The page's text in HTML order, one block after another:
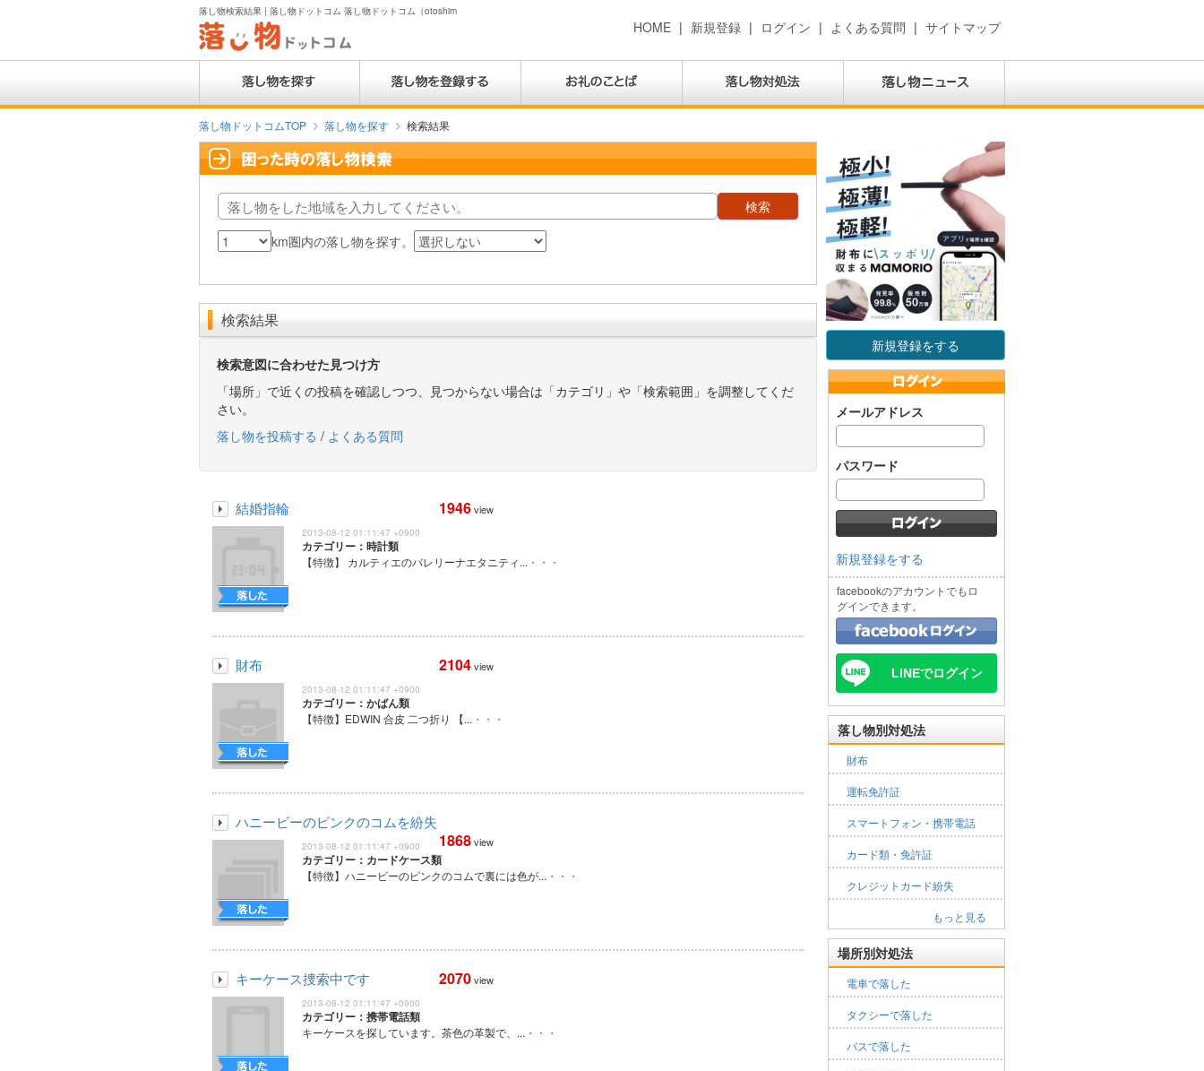
落し物検索結果 | 落し物ドットコム 落し物ドットコム（otoshim
HOME | 新規登録 | ログイン | よくある質問 | サイトマップ
落し物ドットコムTOP 落し物を探す 検索結果
新規登録をする
メールアドレス
パスワード
新規登録をする
facebookのアカウントでもロ
グインできます。
LINEでログイン
落し物別対処法
財布
運転免許証
スマートフォン・携帯電話
カード類・免許証
クレジットカード紛失
もっと見る
場所別対処法
電車で落した
タクシーで落した
バスで落した
落
し
物
し
た
地
域
検
範
囲
（km）
km圏内の落し物を探す。
カ
ゴ
リ
検索結果
検索意図に合わせた見つけ方
「場所」で近くの投稿を確認しつつ、見つからない場合は「カテゴリ」や「検索範囲」を調整してくだ
さい。
落し物を投稿する / よくある質問
結婚指輪 1946view
2013-08-12 01:11:47 +0900
カテゴリー：時計類
【特徴】 カルティエのバレリーナエタニティ... ・・・
財布 2104view
2013-08-12 01:11:47 +0900
カテゴリー：かばん類
【特徴】EDWIN 合皮 二つ折り 【... ・・・
ハニービーのピンクのコムを紛失
1868view
2013-08-12 01:11:47 +0900
カテゴリー：カードケース類
【特徴】ハニービーのピンクのコムで裏には色が... ・・・
キーケース捜索中です 2070view
2013-08-12 01:11:47 +0900
カテゴリー：携帯電話類
キーケースを探しています。茶色の革製で、... ・・・